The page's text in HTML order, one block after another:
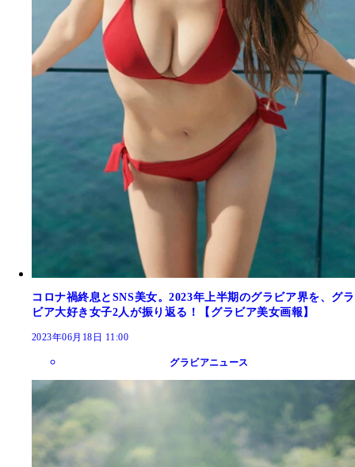
コロナ禍終息とSNS美女。2023年上半期のグラビア界を、グラ
ビア大好き女子2人が振り返る！【グラビア美女画報】
2023年06月18日 11:00
グラビアニュース